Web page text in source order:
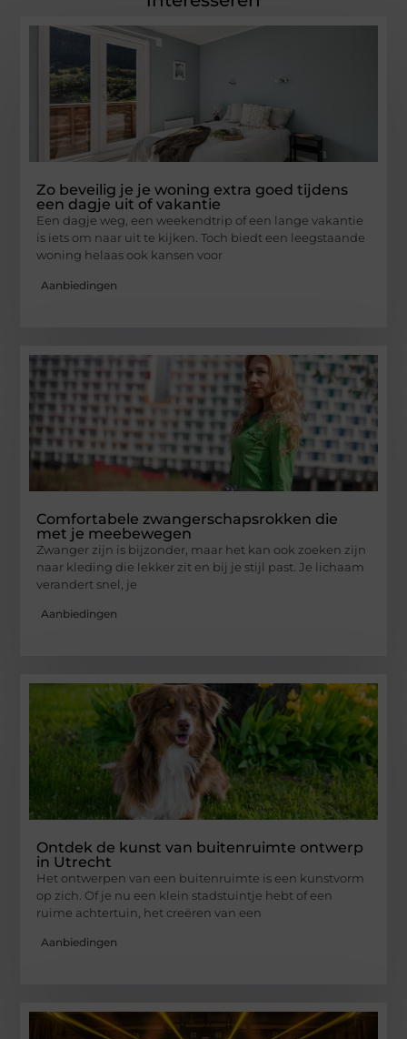
Zo beveilig je je woning extra goed tijdens
een dagje uit of vakantie
Een dagje weg, een weekendtrip of een lange vakantie
is iets om naar uit te kijken. Toch biedt een leegstaande
woning helaas ook kansen voor
Aanbiedingen
Comfortabele zwangerschapsrokken die
met je meebewegen
Zwanger zijn is bijzonder, maar het kan ook zoeken zijn
naar kleding die lekker zit en bij je stijl past. Je lichaam
verandert snel, je
Aanbiedingen
Ontdek de kunst van buitenruimte ontwerp
in Utrecht
Het ontwerpen van een buitenruimte is een kunstvorm
op zich. Of je nu een klein stadstuintje hebt of een
ruime achtertuin, het creëren van een
Aanbiedingen